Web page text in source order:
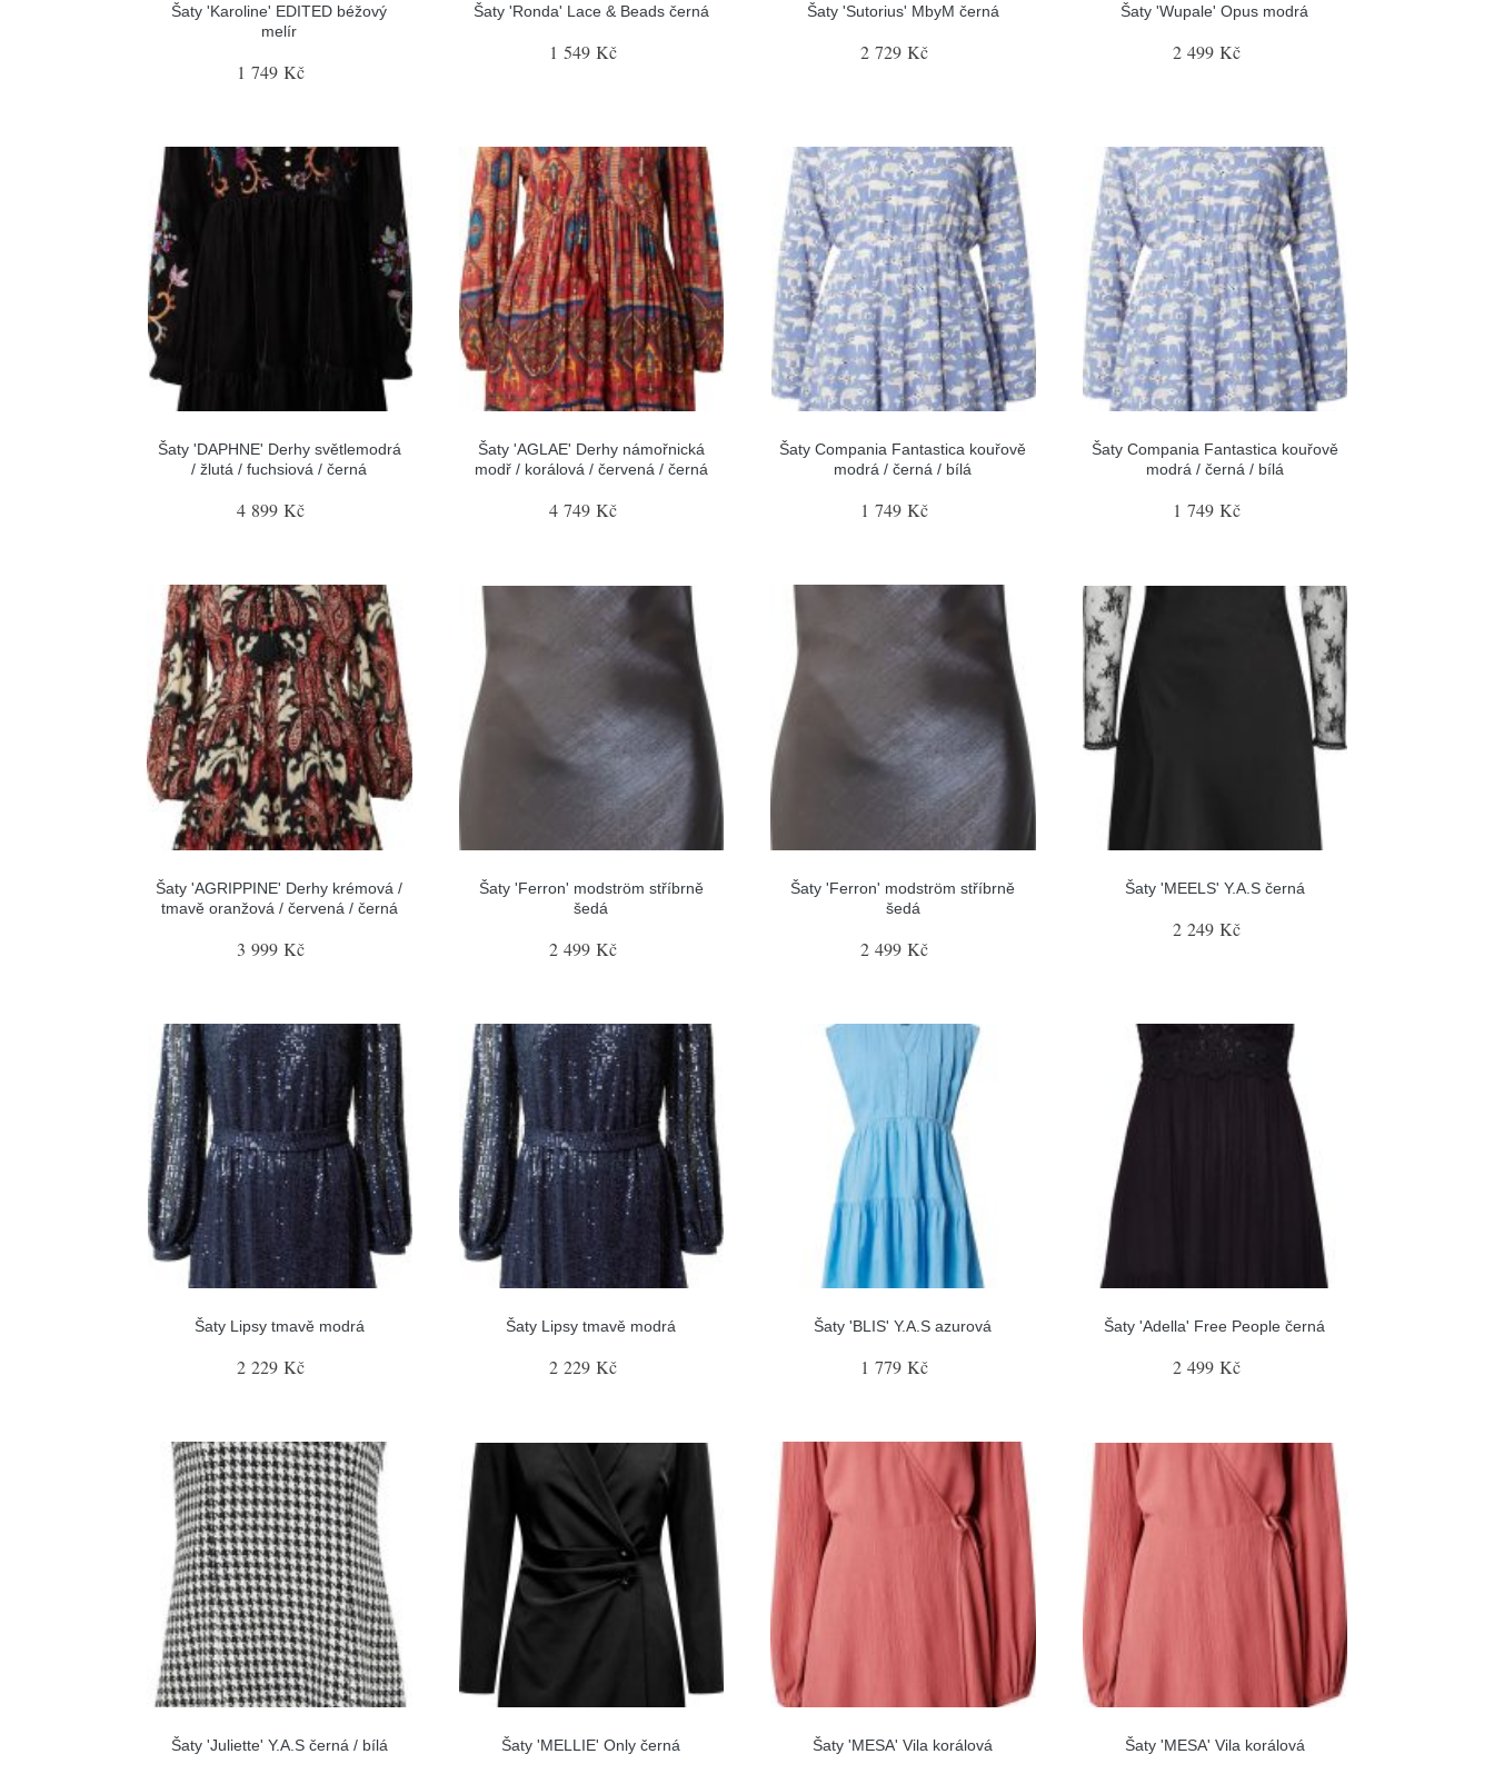
Šaty 'Karoline' EDITED béžový
melír
1 749 Kč
Šaty 'Ronda' Lace & Beads černá
1 549 Kč
Šaty 'Sutorius' MbyM černá
2 729 Kč
Šaty 'Wupale' Opus modrá
2 499 Kč
Šaty 'DAPHNE' Derhy světlemodrá
/ žlutá / fuchsiová / černá
4 899 Kč
Šaty 'AGLAE' Derhy námořnická
modř / korálová / červená / černá
4 749 Kč
Šaty Compania Fantastica kouřově
modrá / černá / bílá
1 749 Kč
Šaty Compania Fantastica kouřově
modrá / černá / bílá
1 749 Kč
Šaty 'AGRIPPINE' Derhy krémová /
tmavě oranžová / červená / černá
3 999 Kč
Šaty 'Ferron' modström stříbrně
šedá
2 499 Kč
Šaty 'Ferron' modström stříbrně
šedá
2 499 Kč
Šaty 'MEELS' Y.A.S černá
2 249 Kč
Šaty Lipsy tmavě modrá
2 229 Kč
Šaty Lipsy tmavě modrá
2 229 Kč
Šaty 'BLIS' Y.A.S azurová
1 779 Kč
Šaty 'Adella' Free People černá
2 499 Kč
Šaty 'Juliette' Y.A.S černá / bílá Šaty 'MELLIE' Only černá Šaty 'MESA' Vila korálová Šaty 'MESA' Vila korálová